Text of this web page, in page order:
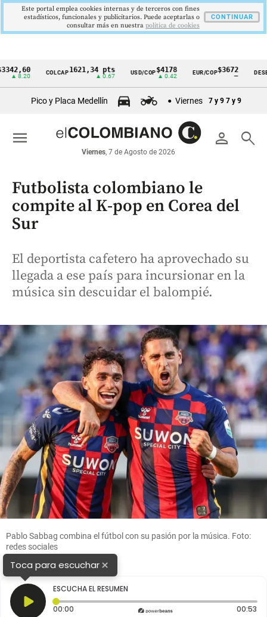
Cintillo
económicos
Colombia
COLCAP1621,34 pts USD/COP$4178
▲ 0.42
EUR/COP$3672
—
Pico y Placa Medellín Viernes 7 y 9 7 y 9
person search
Viernes, 7 de Agosto de 2026
menu
Futbolista colombiano le
compite al K-pop en Corea del
Sur
El deportista cafetero ha aprovechado su
llegada a ese país para incursionar en la
música sin descuidar el balompié.
Pablo Sabbag combina el fútbol con su pasión por la música. Foto:
redes sociales
Toca para escuchar×
ESCUCHA EL RESUMEN
00:00 Tiempo transcurrido: 0 segundos 00:53
Este portal emplea cookies internas y de terceros con fines
estadísticos, funcionales y publicitarios. Puede aceptarlas o
consultar más en nuestra politica de cookies
CONTINUAR